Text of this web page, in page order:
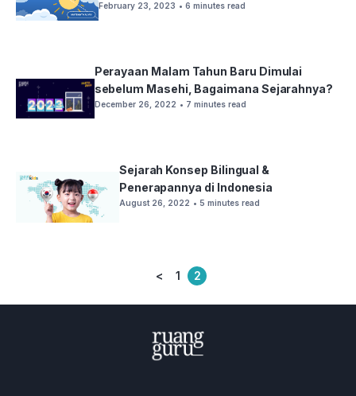
February 23, 2023 • 6 minutes read
Perayaan Malam Tahun Baru Dimulai
sebelum Masehi, Bagaimana Sejarahnya?
December 26, 2022 • 7 minutes read
Sejarah Konsep Bilingual &
Penerapannya di Indonesia
August 26, 2022 • 5 minutes read
Posts
< 1 2